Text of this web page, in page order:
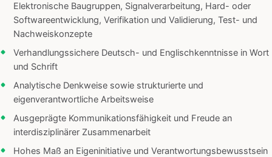
Elektronische Baugruppen, Signalverarbeitung, Hard- oder
Softwareentwicklung, Verifikation und Validierung, Test- und
Nachweiskonzepte
Verhandlungssichere Deutsch- und Englischkenntnisse in Wort
und Schrift
Analytische Denkweise sowie strukturierte und
eigenverantwortliche Arbeitsweise
Ausgeprägte Kommunikationsfähigkeit und Freude an
interdisziplinärer Zusammenarbeit
Hohes Maß an Eigeninitiative und Verantwortungsbewusstsein